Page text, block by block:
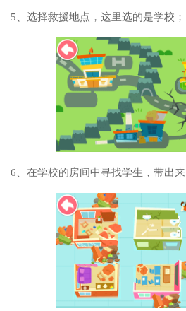
5、选择救援地点，这里选的是学校；
6、在学校的房间中寻找学生，带出来